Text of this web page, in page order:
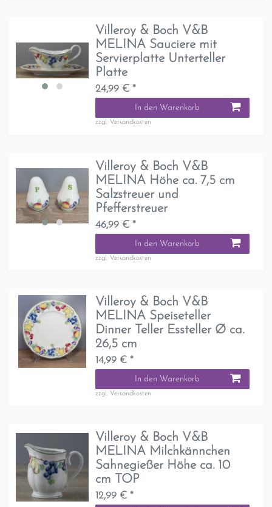
Villeroy & Boch V&B
MELINA Sauciere mit
Servierplatte Unterteller
Platte
24,99 € *
In den Warenkorb
zzgl. Versandkosten
Villeroy & Boch V&B
MELINA Höhe ca. 7,5 cm
Salzstreuer und
Pfefferstreuer
46,99 € *
In den Warenkorb
zzgl. Versandkosten
Villeroy & Boch V&B
MELINA Speiseteller
Dinner Teller Essteller Ø ca.
26,5 cm
14,99 € *
In den Warenkorb
zzgl. Versandkosten
Villeroy & Boch V&B
MELINA Milchkännchen
Sahnegießer Höhe ca. 10
cm TOP
12,99 € *